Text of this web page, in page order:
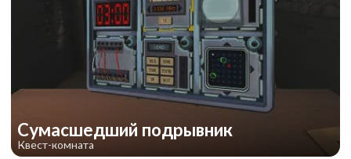
Сумасшедший подрывник
Квест-комната